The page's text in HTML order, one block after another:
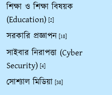
শিক্ষা ও শিক্ষা বিষয়ক
(Education) [2]
সরকারি প্রজ্ঞাপন [18]
সাইবার নিরাপত্তা (Cyber
Security) [4]
সোশ্যাল মিডিয়া [38]